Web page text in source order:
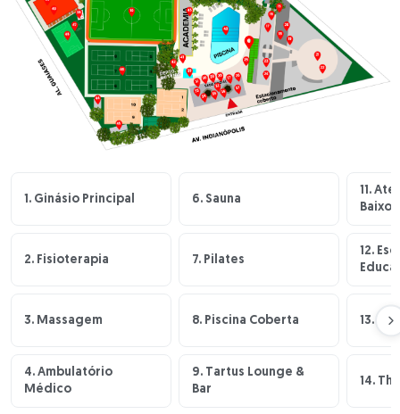
1. Ginásio Principal
2. Fisioterapia
3. Massagem
4. Ambulatório
Médico
6. Sauna
7. Pilates
8. Piscina Coberta
9. Tartus Lounge &
Bar
11.
Baixo
12.
13.
14.